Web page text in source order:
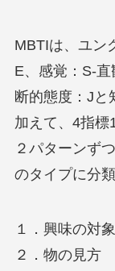
MBTIは、ユン
E、感覚：S-直
断的態度：Jと
加えて、4指標
２パターンず
のタイプに分
１．興味の対
２．物の見